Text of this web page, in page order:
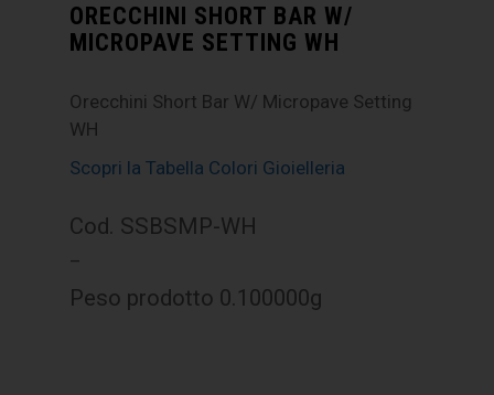
ORECCHINI SHORT BAR W/
MICROPAVE SETTING WH
Orecchini Short Bar W/ Micropave Setting
WH
Scopri la Tabella Colori Gioielleria
Cod. SSBSMP-WH
–
Peso prodotto 0.100000g